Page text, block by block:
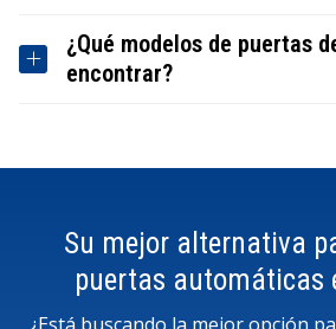
¿Qué modelos de puertas
encontrar?
Su mejor alternativa
puertas automáticas
¿Está buscando la mejor opción